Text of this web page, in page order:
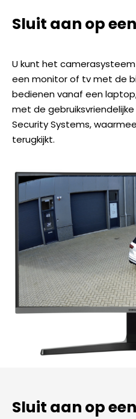
Sluit aan op
U kunt het
een monitor of tv met de
bedienen vanaf een
met de
Security Systems,
terugkijkt.
Sluit aan op